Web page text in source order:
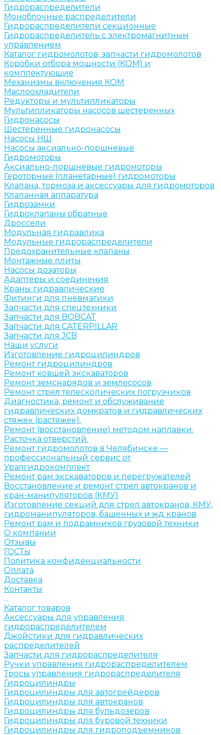
Гидрораспределители
Моноблочные распределители
Гидрораспределители секционные
Гидрораспределитель с электромагнитным
управлением
Каталог гидромолотов, запчасти гидромолотов
Коробки отбора мощности (КОМ) и
комплектующие
Механизмы включения КОМ
Маслоохладители
Редукторы и мультипликаторы
Мультипликаторы насосов шестеренных
Гидронасосы
Шестеренные гидронасосы
Насосы НШ
Насосы аксиально-поршневые
Гидромоторы
Аксиально-поршневые гидромоторы
Героторные (планетарные) гидромоторы
Клапана, тормоза и аксессуары для гидромоторов
Клапанная аппаратура
Гидрозамки
Гидроклапаны обратные
Дроссели
Модульная гидравлика
Модульные гидрораспределители
Предохранительные клапаны
Монтажные плиты
Насосы дозаторы
Адаптеры и соединения
Краны гидравлические
Фитинги для пневматики
Запчасти для спецтехники
Запчасти для BOBCAT
Запчасти для CATERPILLAR
Запчасти для JCB
Наши услуги
Изготовление гидроцилиндров
Ремонт гидроцилиндров
Ремонт ковшей экскаваторов
Ремонт земснарядов и землесосов
Ремонт стрел телескопических погрузчиков
Диагностика, ремонт и обслуживание
гидравлических домкратов и гидравлических
стяжек (растяжек).
Ремонт (восстановление) методом наплавки.
Расточка отверстий.
Ремонт гидромолотов в Челябинске —
профессиональный сервис от
Уралгидрокомплект
Ремонт рам экскаваторов и перегружателей
Восстановление и ремонт стрел автокранов и
кран-манипуляторов (КМУ)
Изготовление секций для стрел автокранов, КМУ,
гидроманипуляторов, башенных и жд кранов
Ремонт рам и подрамников грузовой техники
О компании
Отзывы
ГОСТы
Политика конфиденциальности
Оплата
Доставка
Контакты
...
Каталог товаров
Аксессуары для управления
гидрораспределителем
Джойстики для гидравлических
распределителей
Запчасти для гидрораспределителя
Ручки управления гидрораспределителем
Тросы управления гидрораспределителя
Гидроцилиндры
Гидроцилиндры для автогрейдеров
Гидроцилиндры для автокранов
Гидроцилиндры для бульдозеров
Гидроцилиндры для буровой техники
Гидроцилиндры для гидроподъемников